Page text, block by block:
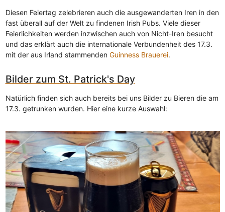
Diesen Feiertag zelebrieren auch die ausgewanderten Iren in den
fast überall auf der Welt zu findenen Irish Pubs. Viele dieser
Feierlichkeiten werden inzwischen auch von Nicht-Iren besucht
und das erklärt auch die internationale Verbundenheit des 17.3.
mit der aus Irland stammenden Guinness Brauerei.
Bilder zum St. Patrick's Day
Natürlich finden sich auch bereits bei uns Bilder zu Bieren die am
17.3. getrunken wurden. Hier eine kurze Auswahl: